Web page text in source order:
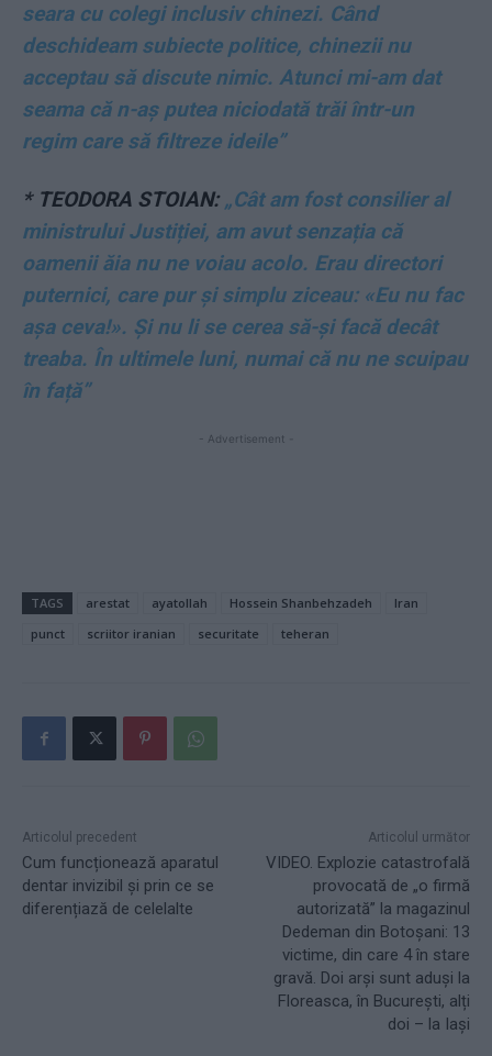
seara cu colegi inclusiv chinezi. Când
deschideam subiecte politice, chinezii nu
acceptau să discute nimic. Atunci mi-am dat
seama că n-aș putea niciodată trăi într-un
regim care să filtreze ideile”
* TEODORA STOIAN:„Cât am fost consilier al
ministrului Justiției, am avut senzația că
oamenii ăia nu ne voiau acolo. Erau directori
puternici, care pur și simplu ziceau: «Eu nu fac
așa ceva!». Și nu li se cerea să-și facă decât
treaba. În ultimele luni, numai că nu ne scuipau
în față”
- Advertisement -
TAGS arestat ayatollah Hossein Shanbehzadeh
Iran
punct
scriitor iranian securitate teheran
Articolul precedent
Cum funcționează aparatul
dentar invizibil și prin ce se
diferențiază de celelalte
Articolul următor
VIDEO. Explozie catastrofală
provocată de „o firmă
autorizată” la magazinul
Dedeman din Botoșani: 13
victime, din care 4 în stare
gravă. Doi arși sunt aduși la
Floreasca, în București, alți
doi – la Iași